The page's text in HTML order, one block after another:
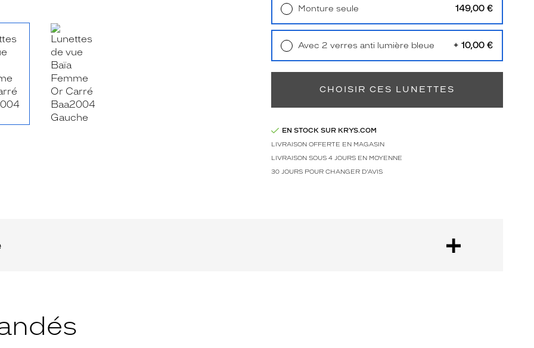
Monture seule 149,00 €
Retrait en magasin Offert
Avec 2 verres anti lumière bleue + 10,00 €
CHOISIR CES LUNETTES
EN STOCK SUR KRYS.COM
LIVRAISON OFFERTE EN MAGASIN
LIVRAISON SOUS 4 JOURS EN MOYENNE
30 JOURS POUR CHANGER D'AVIS